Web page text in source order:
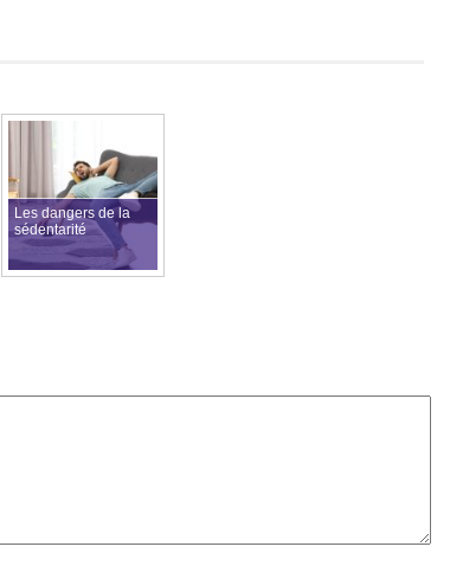
Les dangers de la
sédentarité